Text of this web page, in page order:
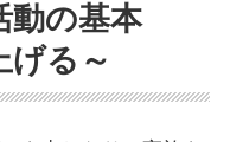
動の基本
げる～